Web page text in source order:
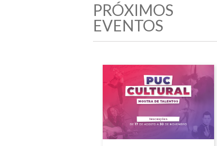
PRÓXIMOS
EVENTOS